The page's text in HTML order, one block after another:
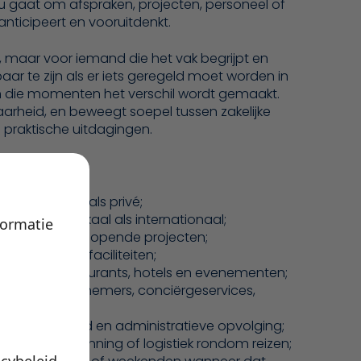
gaat om afspraken, projecten, personeel of
en vooruitdenkt.
maar voor iemand die het vak begrijpt en
te zijn als er iets geregeld moet worden in
momenten het verschil wordt gemaakt.
en beweegt soepel tussen zakelijke
uitdagingen.
zakelijk als privé;
zowel lokaal als internationaal;
van uiteenlopende projecten;
en faciliteiten;
bij o.a. restaurants, hotels en evenementen;
zoals aannemers, conciërgeservices,
onderhoud en administratieve opvolging;
schoolplanning of logistiek rondom reizen;